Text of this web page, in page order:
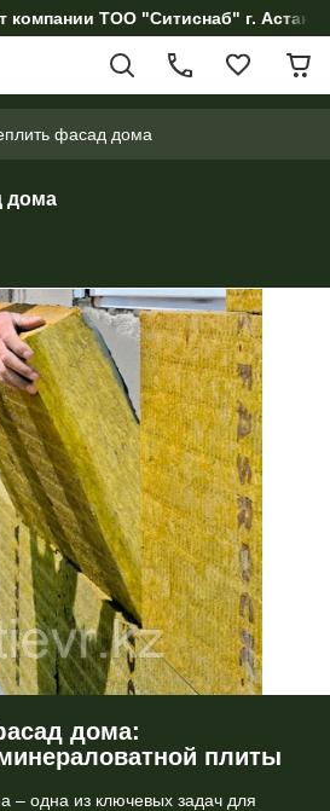
ТОО "Ситиснаб" г. Астана,
фасад дома
дома
дома:
плиты
– одна из ключевых задач для